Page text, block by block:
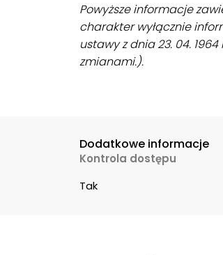
Powyższe informacje
charakter wyłącznie
ustawy z dnia 23. 04. 1964
zmianami.).
Dodatkowe informacje
Kontrola dostępu
Tak